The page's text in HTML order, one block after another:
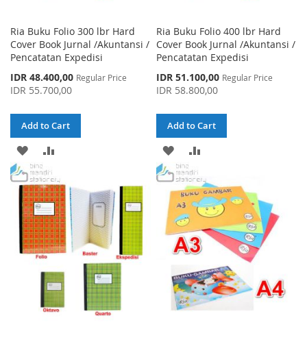
Ria Buku Folio 300 lbr Hard
Cover Book Jurnal /Akuntansi /
Pencatatan Expedisi
Special
Price
IDR 48.400,00 Regular Price
IDR 55.700,00
Add to Cart
ADD
TO
WISH
LIST
COMPARE
Ria Buku Folio 400 lbr Hard
Cover Book Jurnal /Akuntansi /
Pencatatan Expedisi
Special
Price
IDR 51.100,00 Regular Price
IDR 58.800,00
Add to Cart
ADD
TO
WISH
LIST
COMPARE